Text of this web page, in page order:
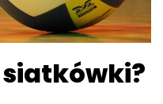
siatkówki?